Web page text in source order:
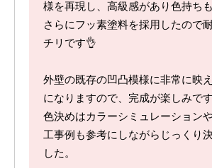
様を再現し、高級感があり色持ちも
さらにフッ素塗料を採用したので
チリです👌
外壁の既存の凹凸模様に非常に映
になりますので、完成が楽しみです
色決めはカラーシミュレーション
工事例も参考にしながらじっくり
した。